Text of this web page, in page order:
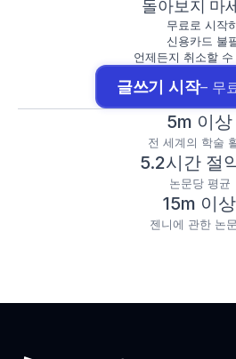
돌아보지 마
무료로 시작
신용카드 불
언제든지 취소할
글쓰기 시작– 무
5m 이상
전 세계의 학술
5.2시간 절
논문당 평균
15m 이상
젠니에 관한 논